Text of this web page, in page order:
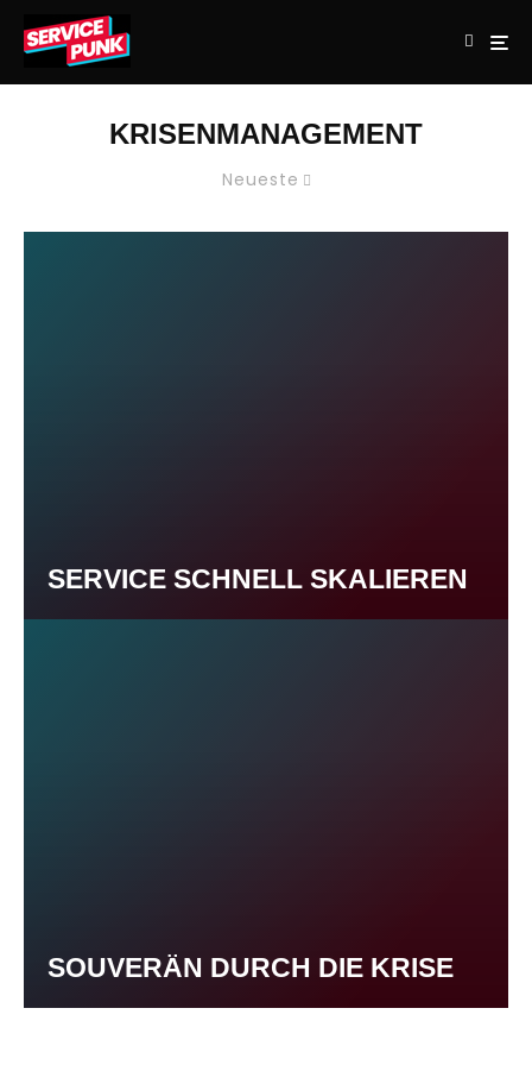
KRISENMANAGEMENT
Neueste
SERVICE SCHNELL SKALIEREN
SOUVERÄN DURCH DIE KRISE